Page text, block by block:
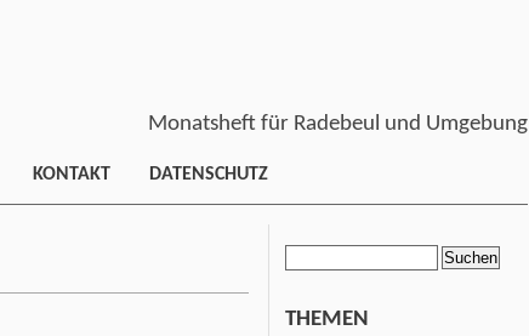
Monatsheft für Radebeul und Umgebung
KONTAKT DATENSCHUTZ
THEMEN